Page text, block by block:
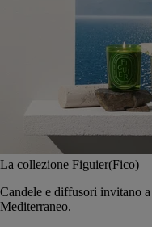
La collezione Figuier(Fico)
Candele e diffusori invitano
Mediterraneo.